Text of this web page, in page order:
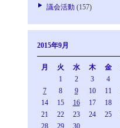
議会活動 (157)
2015年9月
月 火 水 木 金
1
2 3 4
7
8 9 10 11
14
15 16 17 18
21
22 23 24 25
28
29
30